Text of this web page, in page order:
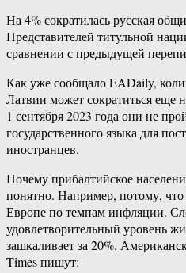
На 4% сократилась русская
Представителей титульной
сравнении с предыдущей
Как уже сообщало EADaily,
Латвии может сократиться еще
1 сентября 2023 года они не
государственного языка для
иностранцев.
Почему прибалтийское
понятно. Например, потому,
Европе по темпам инфляции.
удовлетворительный уровень
зашкаливает за 20%.
Times пишут: